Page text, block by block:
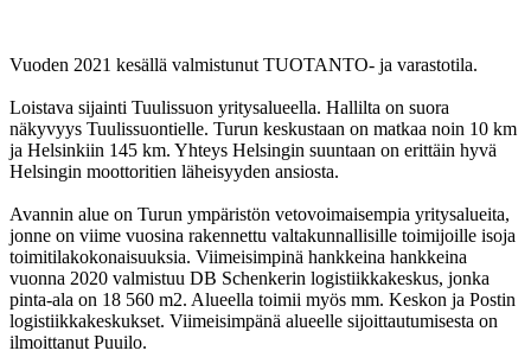
Vuoden 2021 kesällä valmistunut TUOTANTO- ja varastotila.
Loistava sijainti Tuulissuon yritysalueella. Hallilta on suora
näkyvyys Tuulissuontielle. Turun keskustaan on matkaa noin 10 km
ja Helsinkiin 145 km. Yhteys Helsingin suuntaan on erittäin hyvä
Helsingin moottoritien läheisyyden ansiosta.
Avannin alue on Turun ympäristön vetovoimaisempia yritysalueita,
jonne on viime vuosina rakennettu valtakunnallisille toimijoille isoja
toimitilakokonaisuuksia. Viimeisimpinä hankkeina hankkeina
vuonna 2020 valmistuu DB Schenkerin logistiikkakeskus, jonka
pinta-ala on 18 560 m2. Alueella toimii myös mm. Keskon ja Postin
logistiikkakeskukset. Viimeisimpänä alueelle sijoittautumisesta on
ilmoittanut Puuilo.